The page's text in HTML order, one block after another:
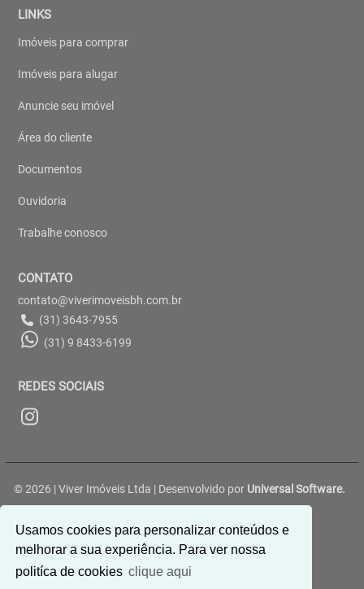
Usamos cookies para personalizar conteúdos e
melhorar a sua experiência. Para ver nossa
politíca de cookies clique aqui
LINKS
Imóveis para comprar
Imóveis para alugar
Anuncie seu imóvel
Área do cliente
Documentos
Ouvidoria
Trabalhe conosco
CONTATO
contato@viverimoveisbh.com.br
(31) 3643-7955
(31) 9 8433-6199
REDES SOCIAIS
© 2026 | Viver Imóveis Ltda | Desenvolvido por Universal Software.
Rua Belterra, 188 - Ouro Preto - Belo Horizonte/MG